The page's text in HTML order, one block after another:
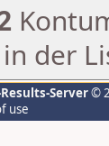
der
Server©
use